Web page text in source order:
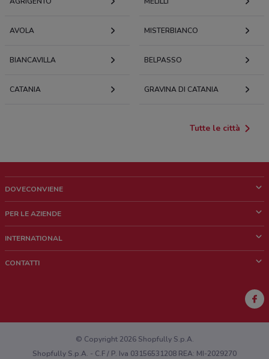
AVOLA MISTERBIANCO
BIANCAVILLA BELPASSO
CATANIA GRAVINA DI CATANIA
Tutte le città
DOVECONVIENE
Chi siamo
Lavora con noi
PER LE AZIENDE
Richieste commerciali e marketing
INTERNATIONAL
CONTATTI
Hai un malfunzionamento sul web o sull'app?
© Copyright 2026 Shopfully S.p.A.
Shopfully S.p.A. - C.F / P. Iva 03156531208 REA: MI-2029270